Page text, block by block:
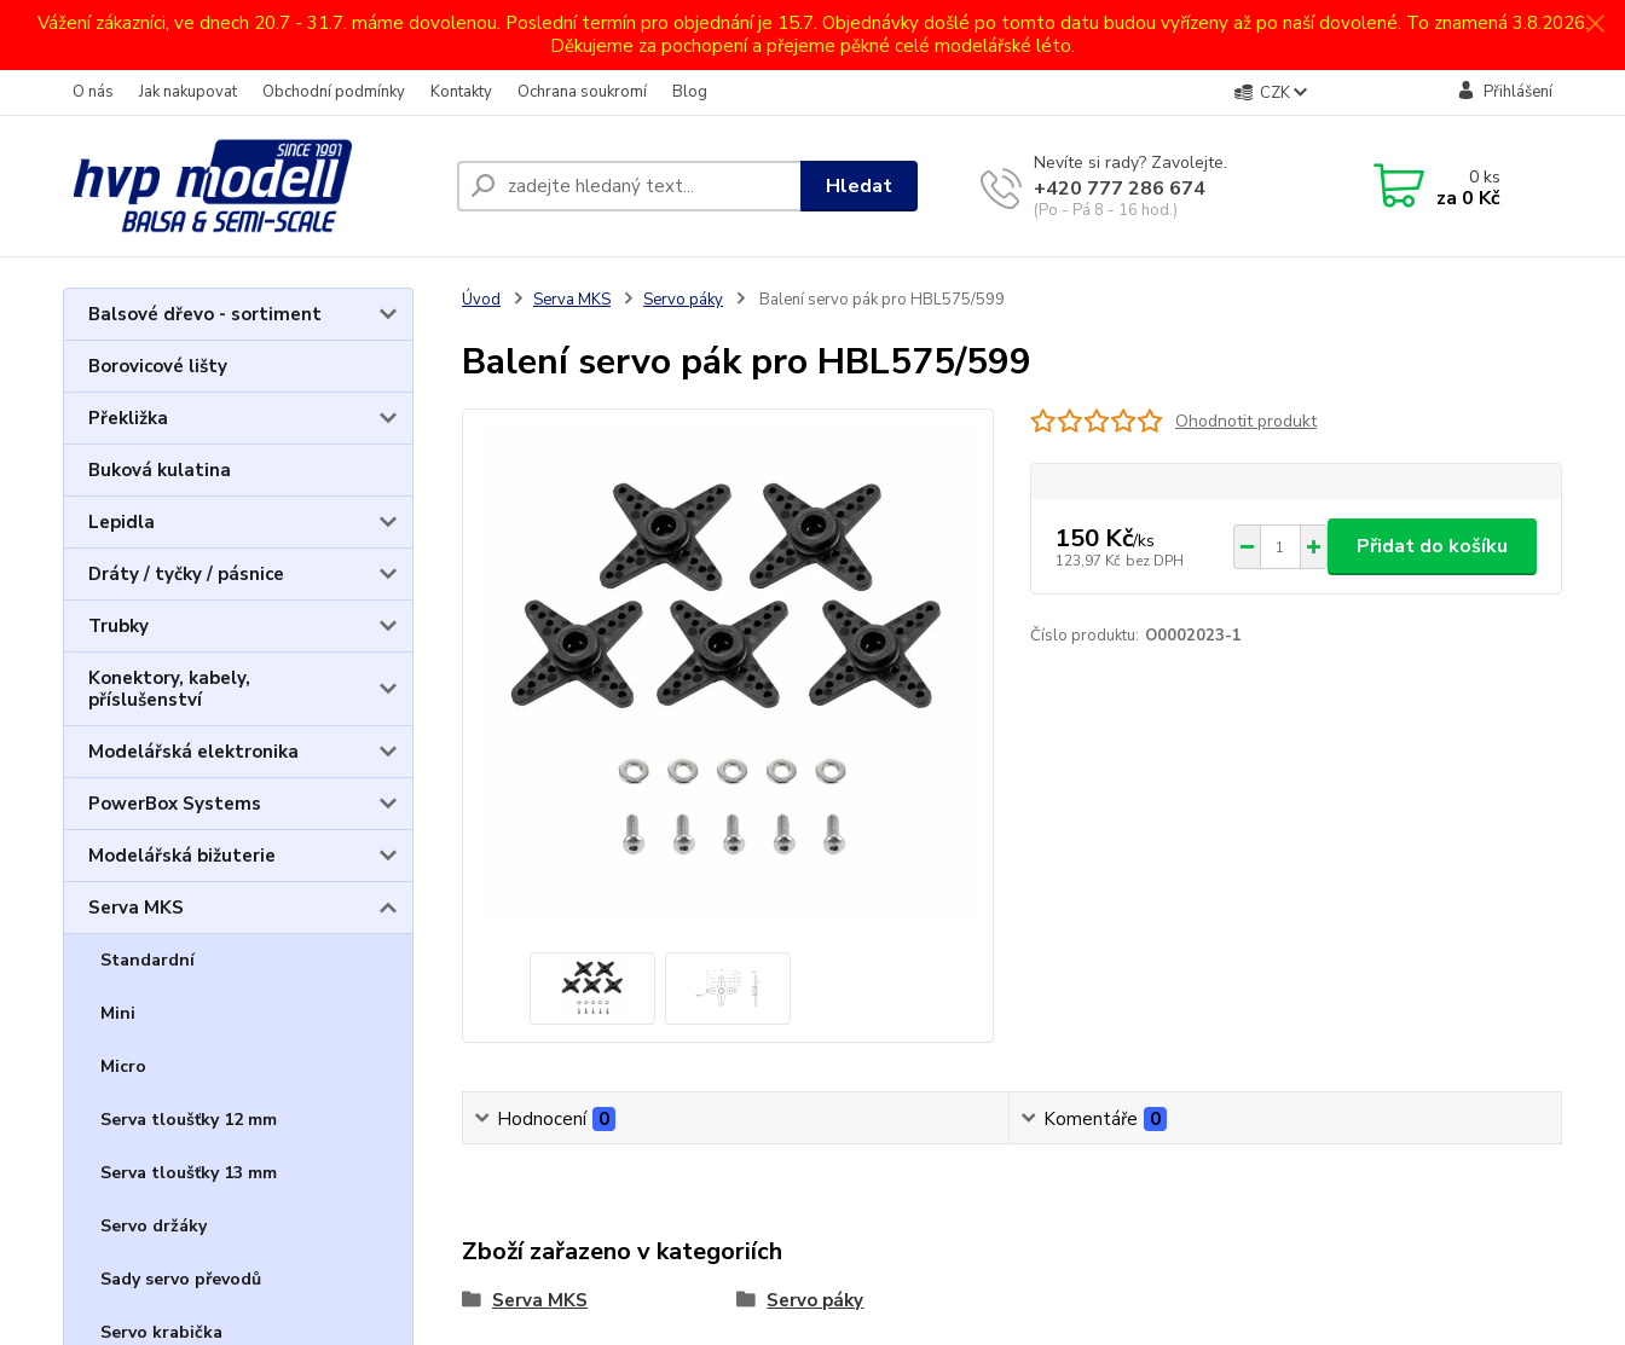
Vážení zákazníci, ve dnech 20.7 - 31.7. máme dovolenou. Poslední termín pro objednání je 15.7. Objednávky došlé po tomto datu budou vyřízeny až po naší dovolené. To znamená 3.8.2026.
Děkujeme za pochopení a přejeme pěkné celé modelářské léto.
O nás Jak nakupovat Obchodní podmínky Kontakty Ochrana soukromí Blog CZK Přihlášení
Hledat
Nevíte si rady? Zavolejte.
+420 777 286 674
(Po - Pá 8 - 16 hod.)
0ks
za 0 Kč
Balsové dřevo - sortiment
Borovicové lišty
Překližka
Buková kulatina
Lepidla
Dráty / tyčky / pásnice
Trubky
Konektory, kabely,
příslušenství
Modelářská elektronika
PowerBox Systems
Modelářská bižuterie
Serva MKS
Standardní
Mini
Micro
Serva tloušťky 12 mm
Serva tloušťky 13 mm
Servo držáky
Sady servo převodů
Servo krabička
Úvod Serva MKS Servo páky Balení servo pák pro HBL575/599
Balení servo pák pro HBL575/599
Ohodnotit produkt
150 Kč/ks
123,97 Kč bez DPH
Přidat do košíku
Číslo produktu: O0002023-1
Hodnocení 0 Komentáře 0
Zboží zařazeno v kategoriích
Serva MKS Servo páky